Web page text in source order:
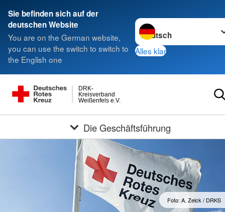
Sie befinden sich auf der
deutschen Website
You are on the German website,
you can use the switch to switch to
the English one
Sprache wechseln zu
Alles klar
Weißenfels e.V.
Kreisverband
DRK-
Die Geschäftsführung
Foto: A. Zelck / DRKS